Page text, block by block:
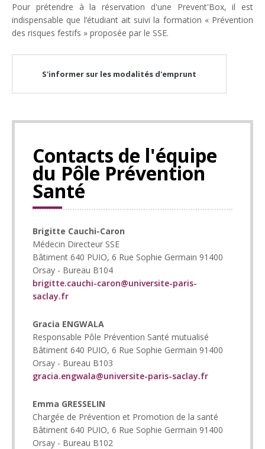
Pour prétendre à la réservation d'une Prevent'Box, il est
indispensable que l’étudiant ait suivi la formation « Prévention
des risques festifs » proposée par le SSE.
S'informer sur les modalités d'emprunt
Contacts de l'équipe
du Pôle Prévention
Santé
Brigitte Cauchi-Caron
Médecin Directeur SSE
Bâtiment 640 PUIO, 6 Rue Sophie Germain 91400
Orsay - Bureau B104
brigitte.cauchi-caron@universite-paris-
saclay.fr
Gracia ENGWALA
Responsable Pôle Prévention Santé mutualisé
Bâtiment 640 PUIO, 6 Rue Sophie Germain 91400
Orsay - Bureau B103
gracia.engwala@universite-paris-saclay.fr
Emma GRESSELIN
Chargée de Prévention et Promotion de la santé
Bâtiment 640 PUIO, 6 Rue Sophie Germain 91400
Orsay - Bureau B102